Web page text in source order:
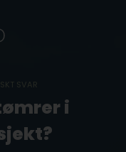
SVAR
i